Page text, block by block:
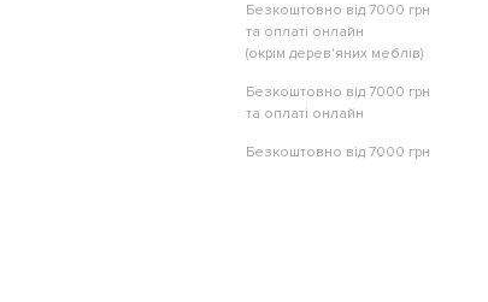
Безкоштовно від 7000 грн
та оплаті онлайн
(окрім дерев'яних меблів)
Безкоштовно від 7000 грн
та оплаті онлайн
Безкоштовно від 7000 грн